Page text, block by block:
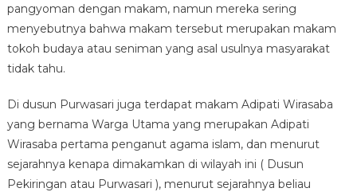
pangyoman dengan makam, namun mereka sering
menyebutnya bahwa makam tersebut merupakan makam
tokoh budaya atau seniman yang asal usulnya masyarakat
tidak tahu.
Di dusun Purwasari juga terdapat makam Adipati Wirasaba
yang bernama Warga Utama yang merupakan Adipati
Wirasaba pertama penganut agama islam, dan menurut
sejarahnya kenapa dimakamkan di wilayah ini ( Dusun
Pekiringan atau Purwasari ), menurut sejarahnya beliau